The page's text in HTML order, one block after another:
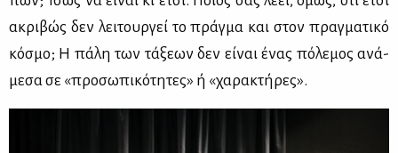
ακρι­βώς δεν λει­τουρ­γεί το πράγ­μα και στον πραγ­μα­τι­κό
κό­σμο; Η πά­λη των τά­ξε­ων δεν εί­ναι ένας πό­λε­μος ανά­
με­σα σε «προ­σω­πι­κό­τη­τες» ή «χα­ρα­κτή­ρες».